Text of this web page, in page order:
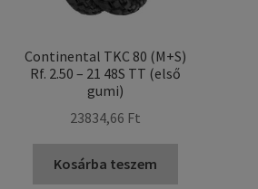
Continental TKC 80 (M+S)
Rf. 2.50 – 21 48S TT (első
gumi)
23834,66 Ft
Kosárba teszem